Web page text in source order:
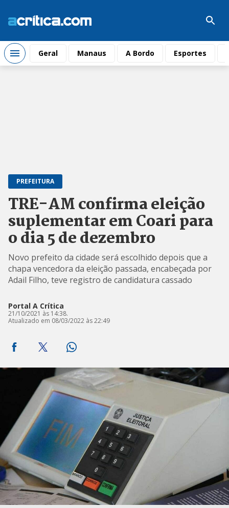
Geral Manaus A Bordo Esportes
PREFEITURA
TRE-AM confirma eleição
suplementar em Coari para
o dia 5 de dezembro
Novo prefeito da cidade será escolhido depois que a
chapa vencedora da eleição passada, encabeçada por
Adail Filho, teve registro de candidatura cassado
Portal A Crítica
21/10/2021 às 14:38.
Atualizado em 08/03/2022 às 22:49